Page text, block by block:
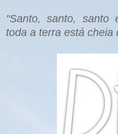
"Santo, santo, santo
toda a terra está cheia